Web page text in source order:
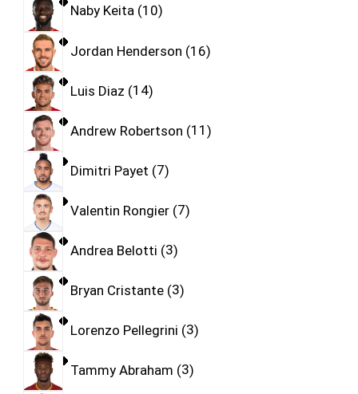
Naby Keita 10
Jordan Henderson 16
Luis Diaz 14
Andrew Robertson 11
Dimitri Payet 7
Valentin Rongier 7
Andrea Belotti 3
Bryan Cristante 3
Lorenzo Pellegrini 3
Tammy Abraham 3